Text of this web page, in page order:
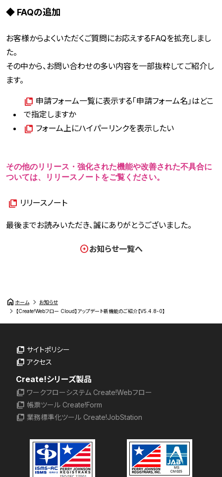
◆ FAQの追加
お客様からよくいただくご質問にお応えするFAQを拡充しまし
た。
その中から、お問い合わせの多い内容を一部抜粋してご紹介し
ます。
申請フォーム一覧に表示する「申請フォーム名」はどこ
で指定しますか
フォーム上にハイパーリンクを表示したい
その他のリリース・強化された機能や改善された不具合に
ついては、リリースノートをご覧ください。
リリースノート
最後までお読みいただき、誠にありがとうございました。
お知らせ一覧へ
home ホーム
お知らせ
【Create!Webフロー Cloud】アップデート新機能のご紹介【V5.4.8-0】
サイトポリシー
アクセス
Create!シリーズ製品
ワークフローシステム Create!Webフロー
帳票ツール Create!Form
業務標準化ツール Create!JobStation